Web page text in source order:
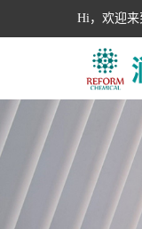
Hi，欢迎来